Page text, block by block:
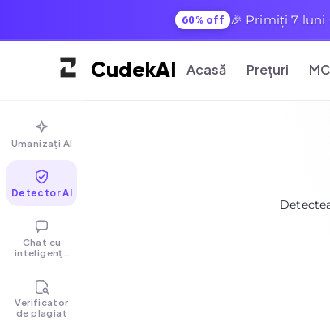
60% off 🎉 Primiți 7 luni
CudekAI Acasă Prețuri
Umanizați AI
Detector AI
Chat cu
inteligență
Verificator
de plagiat